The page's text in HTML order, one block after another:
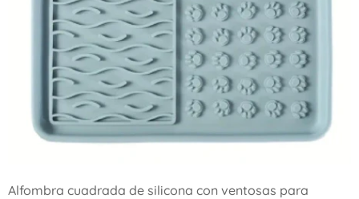
Alfombra cuadrada de silicona con ventosas para